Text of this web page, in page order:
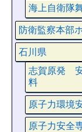
海上自衛隊
防衛監察本部
石川県
志賀原発 安
料
原子力環境
原子力安全